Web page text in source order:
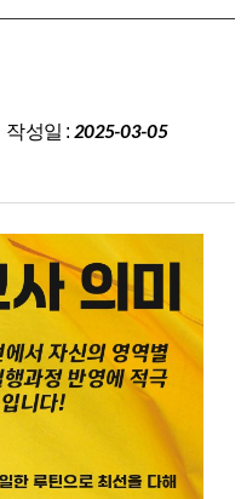
작성일 : 2025-03-05